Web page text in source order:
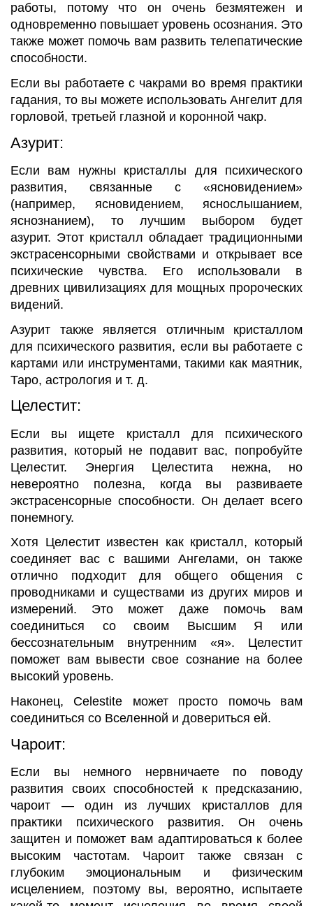
работы, потому что он очень безмятежен и
одновременно повышает уровень осознания. Это
также может помочь вам развить телепатические
способности.
Если вы работаете с чакрами во время практики
гадания, то вы можете использовать Ангелит для
горловой, третьей глазной и коронной чакр.
Азурит:
Если вам нужны кристаллы для психического
развития, связанные с «ясновидением»
(например, ясновидением, яснослышанием,
яснознанием), то лучшим выбором будет
азурит. Этот кристалл обладает традиционными
экстрасенсорными свойствами и открывает все
психические чувства. Его использовали в
древних цивилизациях для мощных пророческих
видений.
Азурит также является отличным кристаллом
для психического развития, если вы работаете с
картами или инструментами, такими как маятник,
Таро, астрология и т. д.
Целестит:
Если вы ищете кристалл для психического
развития, который не подавит вас, попробуйте
Целестит. Энергия Целестита нежна, но
невероятно полезна, когда вы развиваете
экстрасенсорные способности. Он делает всего
понемногу.
Хотя Целестит известен как кристалл, который
соединяет вас с вашими Ангелами, он также
отлично подходит для общего общения с
проводниками и существами из других миров и
измерений. Это может даже помочь вам
соединиться со своим Высшим Я или
бессознательным внутренним «я». Целестит
поможет вам вывести свое сознание на более
высокий уровень.
Наконец, Celestite может просто помочь вам
соединиться со Вселенной и довериться ей.
Чароит:
Если вы немного нервничаете по поводу
развития своих способностей к предсказанию,
чароит — один из лучших кристаллов для
практики психического развития. Он очень
защитен и поможет вам адаптироваться к более
высоким частотам. Чароит также связан с
глубоким эмоциональным и физическим
исцелением, поэтому вы, вероятно, испытаете